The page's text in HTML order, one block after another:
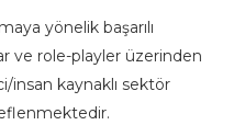
yönelik başarılı
ve role-playler üzerinden
kaynaklı sektör